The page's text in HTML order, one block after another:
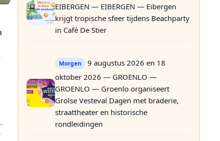
EIBERGEN — EIBERGEN — Eibergen
krijgt tropische sfeer tijdens Beachparty
in Café De Stier
Morgen
9 augustus 2026 en 18
oktober 2026 — GROENLO —
GROENLO — Groenlo organiseert
Grolse Vesteval Dagen met braderie,
straattheater en historische
rondleidingen